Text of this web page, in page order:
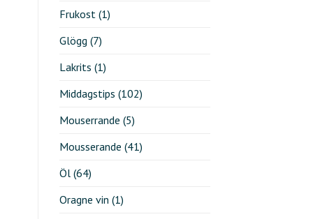
Frukost(1)
Glögg (7)
Lakrits (1)
Middagstips (102)
Mouserrande (5)
Mousserande (41)
Öl(64)
Oragne vin (1)